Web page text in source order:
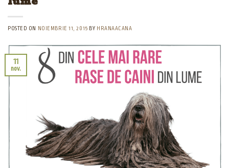
POSTED ON NOIEMBRIE 11, 2015 BY HRANAACANA
11
nov.